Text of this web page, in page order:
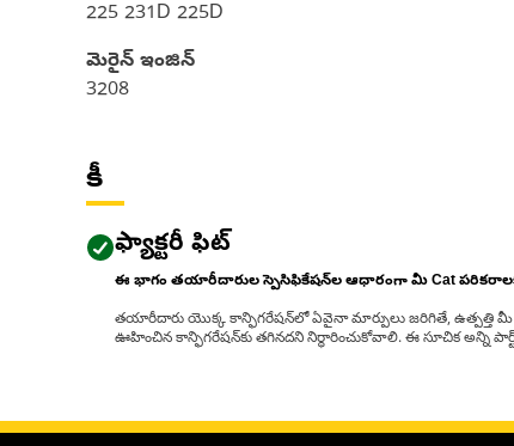
225 231D 225D
మెరైన్ ఇంజిన్‌
3208
కీ
ఫ్యాక్టరీ ఫిట్
ఈ భాగం తయారీదారుల స్పెసిఫికేషన్‌ల ఆధారంగా మీ Cat
తయారీదారు యొక్క కాన్ఫిగరేషన్‌లో ఏవైనా మార్పులు జరిగితే, ఉత్పత్తి మీ
ఊహించిన కాన్ఫిగరేషన్‌కు తగినదని నిర్ధారించుకోవాలి. ఈ సూచిక అన్ని